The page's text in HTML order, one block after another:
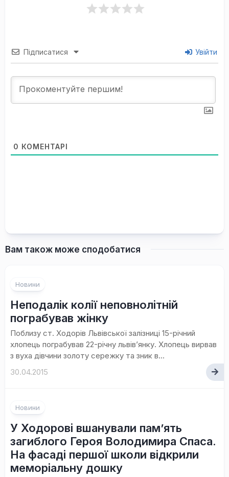
Підписатися Увійти
0 КОМЕНТАРІ
Вам також може сподобатися
Новини
Неподалік колії неповнолітній
пограбував жінку
Поблизу ст. Ходорів Львівської залізниці 15-річний
хлопець пограбував 22-річну львів’янку. Хлопець вирвав
з вуха дівчини золоту сережку та зник в...
30.04.2015
Новини
У Ходорові вшанували пам’ять
загиблого Героя Володимира Спаса.
На фасаді першої школи відкрили
меморіальну дошку